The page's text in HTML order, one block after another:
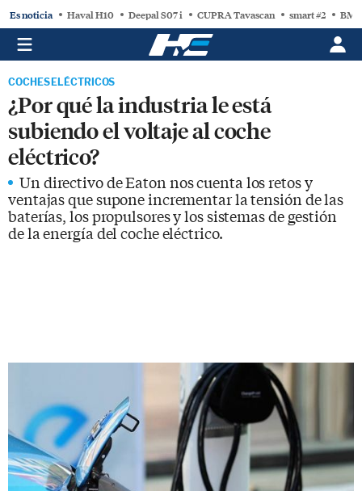
Es noticia Haval H10 Deepal S07 i CUPRA Tavascan smart #2
COCHES ELÉCTRICOS
¿Por qué la industria le está
subiendo el voltaje al coche
eléctrico?
Un directivo de Eaton nos cuenta los retos y
ventajas que supone incrementar la tensión de las
baterías, los propulsores y los sistemas de gestión
de la energía del coche eléctrico.